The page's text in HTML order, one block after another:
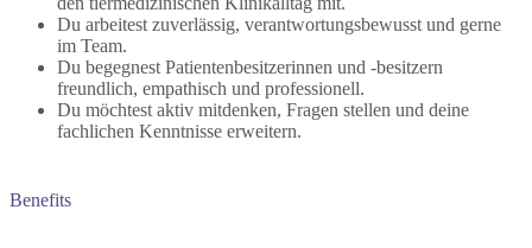
Du arbeitest zuverlässig, verantwortungsbewusst und gerne
im Team.
Du begegnest Patientenbesitzerinnen und -besitzern
freundlich, empathisch und professionell.
Du möchtest aktiv mitdenken, Fragen stellen und deine
fachlichen Kenntnisse erweitern.
Benefits